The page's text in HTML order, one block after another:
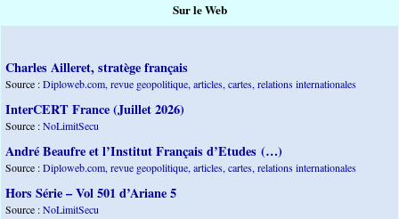
Sur le Web
Charles Ailleret, stratège français
Source :Diploweb.com, revue geopolitique, articles, cartes, relations internationales
InterCERT France (Juillet 2026)
Source :NoLimitSecu
André Beaufre et l’Institut Français d’Etudes (…)
Source :Diploweb.com, revue geopolitique, articles, cartes, relations internationales
Hors Série – Vol 501 d’Ariane 5
Source :NoLimitSecu